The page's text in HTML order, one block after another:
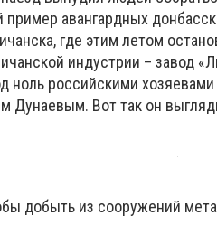
пример авангардных
где этим летом
индустрии – завод
ноль российскими
Дунаевым. Вот так он
добыть из сооружений